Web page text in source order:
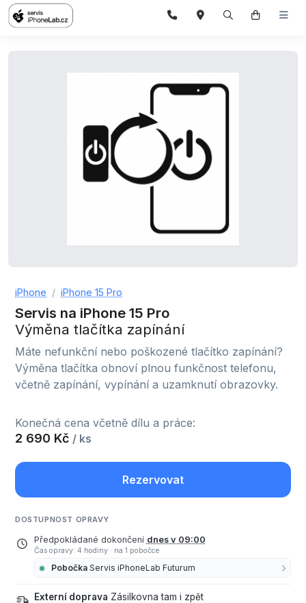
iPhone iPhone 15 Pro
Servis na iPhone 15 Pro
Výměna tlačítka zapínání
Máte nefunkční nebo poškozené tlačítko zapínání?
Výměna tlačítka obnoví plnou funkčnost telefonu,
včetně zapínání, vypínání a uzamknutí obrazovky.
Konečná cena včetně dílu a práce:
2 690 Kč / ks
Rezervovat
DOSTUPNOST OPRAVY
Předpokládané dokončení dnes v 09:00
Čas opravy: 4 hodiny · na 1 pobočce
Pobočka Servis iPhoneLab Futurum
Externí doprava Zásilkovna tam i zpět